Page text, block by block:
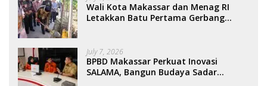
Wali Kota Makassar dan Menag RI
Letakkan Batu Pertama Gerbang
July 7, 2026
BPBD Makassar Perkuat Inovasi
SALAMA, Bangun Budaya Sadar